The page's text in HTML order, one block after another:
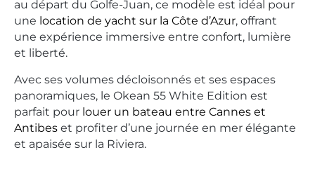
au départ du Golfe-Juan, ce modèle est idéal pour
une location de yacht sur la Côte d’Azur, offrant
une expérience immersive entre confort, lumière
et liberté.
Avec ses volumes décloisonnés et ses espaces
panoramiques, le Okean 55 White Edition est
parfait pour louer un bateau entre Cannes et
Antibes et profiter d’une journée en mer élégante
et apaisée sur la Riviera.